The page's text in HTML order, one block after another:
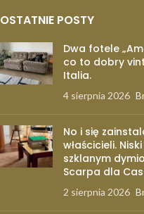
OSTATNIE POSTY
Dwa fotele
co to dobry
Italia.
4 sierpnia 2026
No i się
właścicieli.
szklanym
Scarpa dla
2 sierpnia 2026